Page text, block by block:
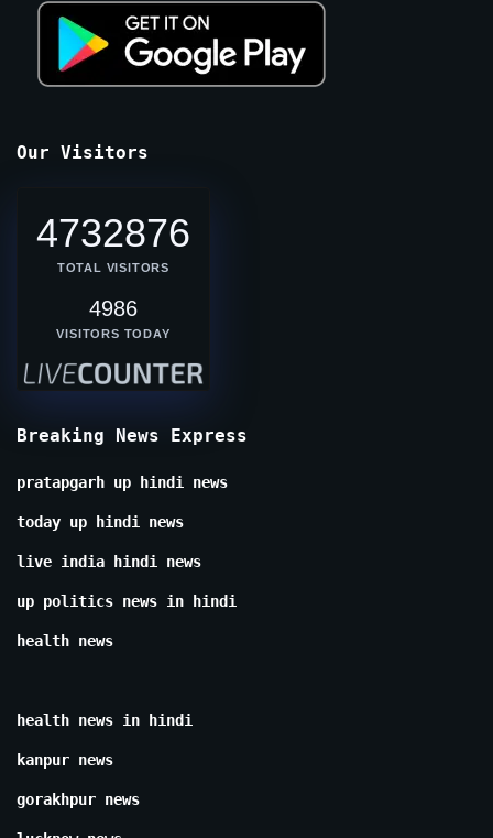
Our Visitors
4732876
TOTAL VISITORS
4986
VISITORS TODAY
Breaking News Express
pratapgarh up hindi news
today up hindi news
live india hindi news
up politics news in hindi
health news
health news in hindi
kanpur news
gorakhpur news